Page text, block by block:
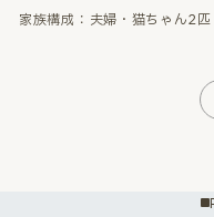
家族構成：夫婦・猫ちゃん2匹